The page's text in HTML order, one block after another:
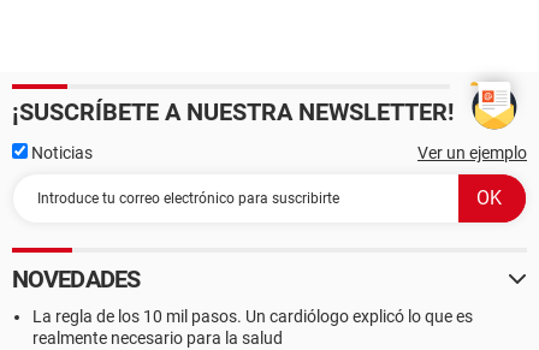
¡SUSCRÍBETE A NUESTRA NEWSLETTER!
Noticias Ver un ejemplo
NOVEDADES
La regla de los 10 mil pasos. Un cardiólogo explicó lo que es
realmente necesario para la salud